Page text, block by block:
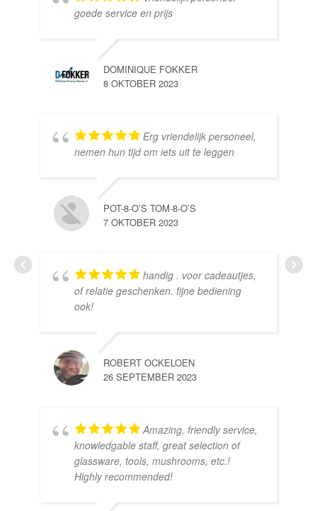
goede service en prijs
DOMINIQUE FOKKER
8 OKTOBER 2023
Erg vriendelijk personeel,
nemen hun tijd om iets uit te leggen
POT-8-O’S TOM-8-O’S
7 OKTOBER 2023
handig . voor cadeautjes,
of relatie geschenken. fijne bediening
ook!
ROBERT OCKELOEN
26 SEPTEMBER 2023
Amazing, friendly service,
knowledgable staff, great selection of
glassware, tools, mushrooms, etc.!
Highly recommended!